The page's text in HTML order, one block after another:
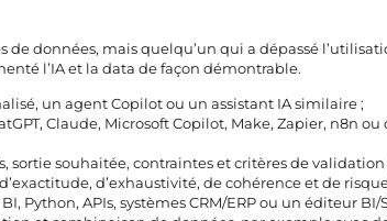
données, mais quelqu’un qui a dépassé
l’IA et la data de façon démontrable.
un agent Copilot ou un assistant IA similaire ;
Claude, Microsoft Copilot, Make, Zapier, n8n
sortie souhaitée, contraintes et critères de validation
d’exhaustivité, de cohérence et de
Python, APIs, systèmes CRM/ERP ou un éditeur BI/